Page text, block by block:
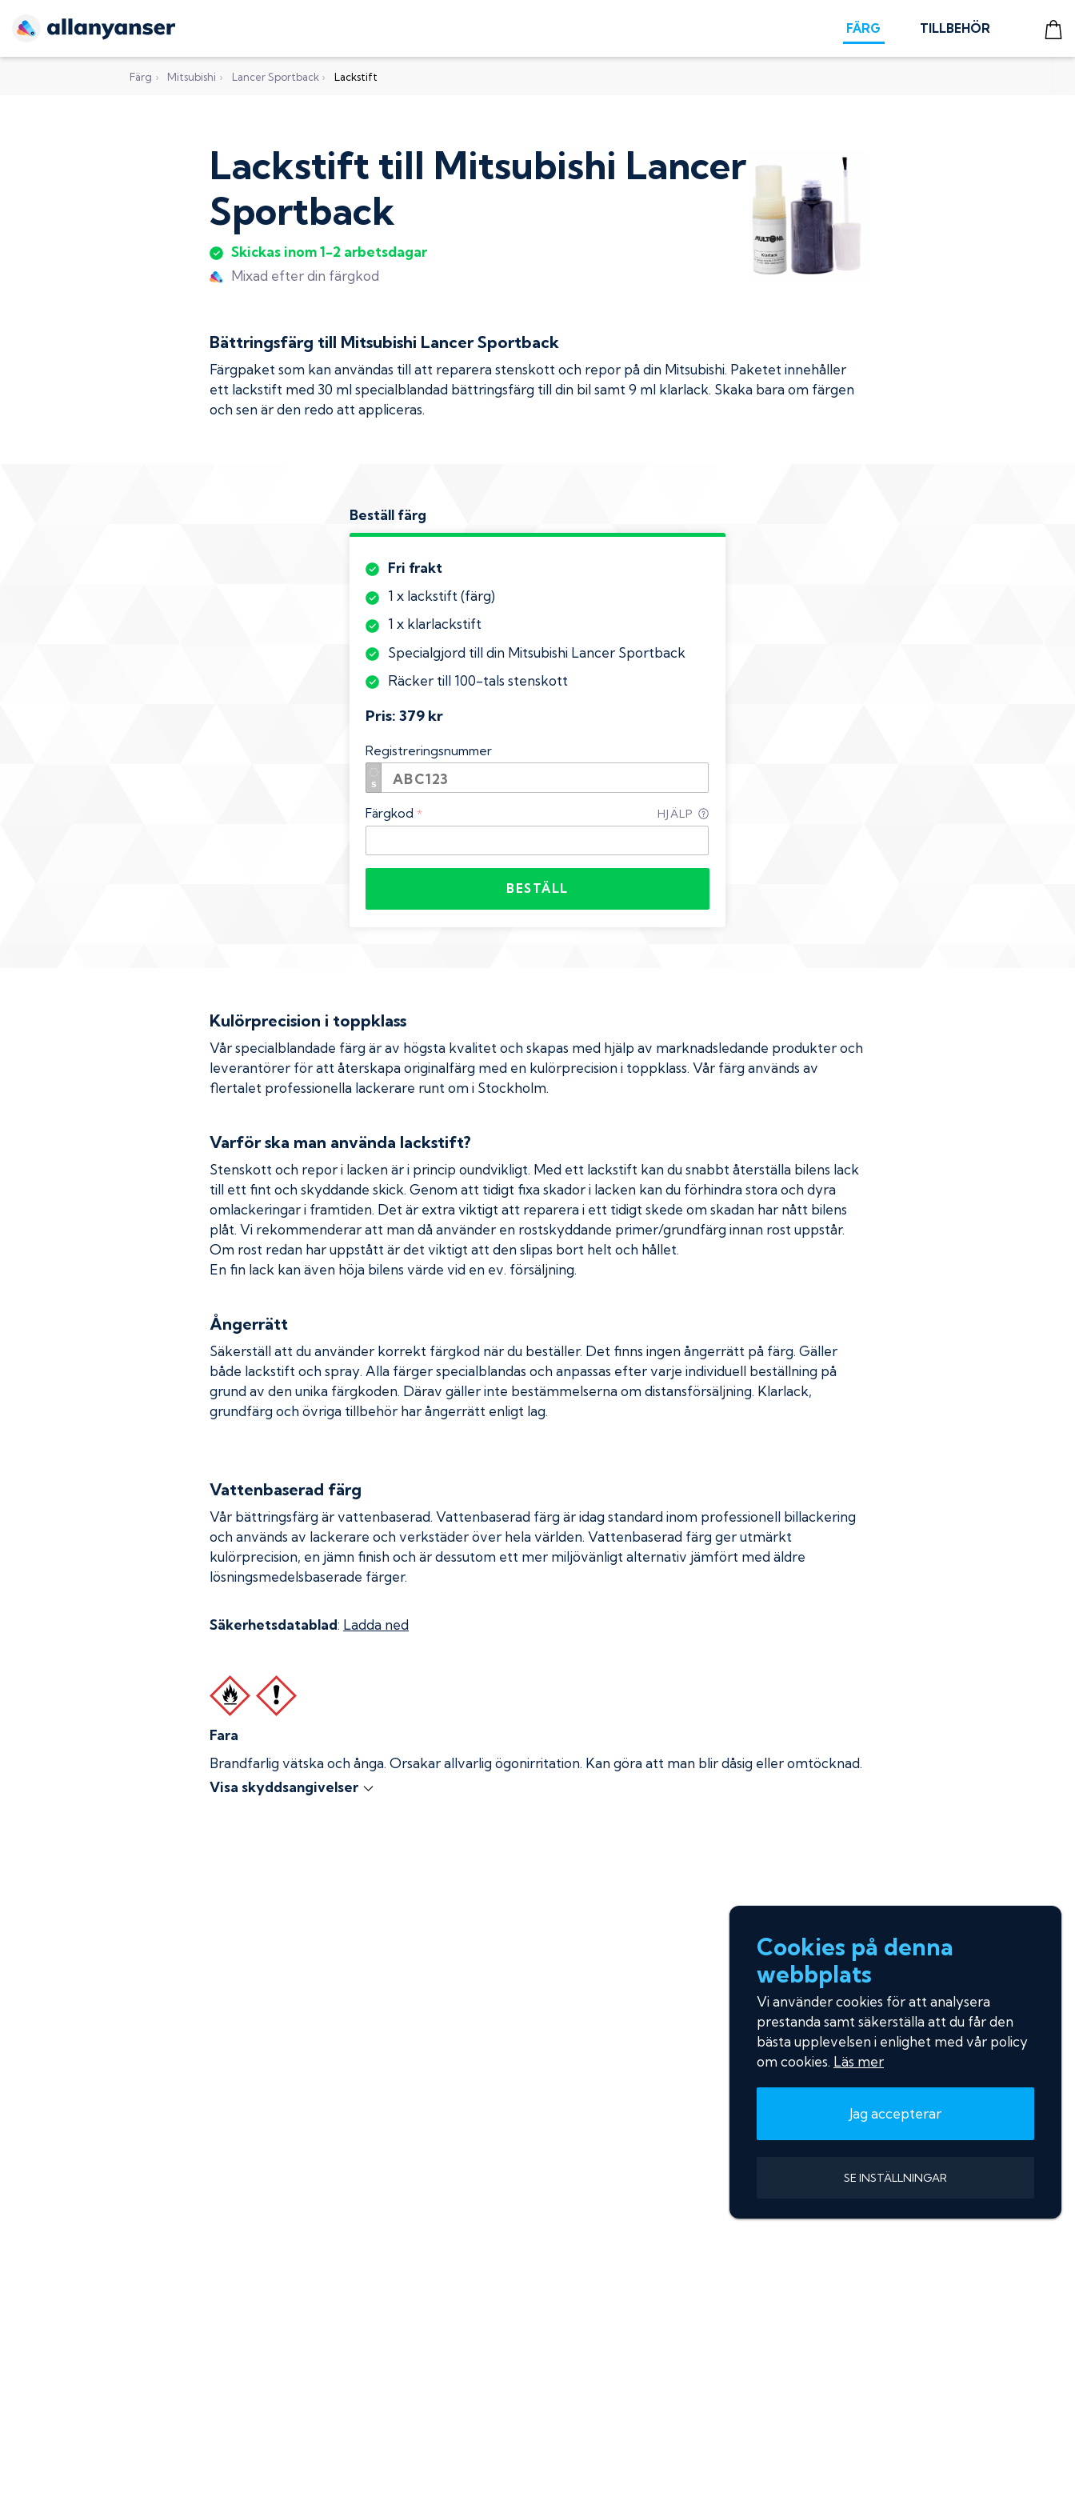
FÄRG TILLBEHÖR
Färg › Mitsubishi › Lancer Sportback › Lackstift
Lackstift till Mitsubishi Lancer
Sportback
Skickas inom 1-2 arbetsdagar
Mixad efter din färgkod
Bättringsfärg till Mitsubishi Lancer Sportback
Färgpaket som kan användas till att reparera stenskott och repor på din Mitsubishi. Paketet innehåller
ett lackstift med 30 ml specialblandad bättringsfärg till din bil samt 9 ml klarlack. Skaka bara om färgen
och sen är den redo att appliceras.
Beställ färg
Fri frakt
1 x lackstift (färg)
1 x klarlackstift
Specialgjord till din Mitsubishi Lancer Sportback
Räcker till 100-tals stenskott
Pris:379 kr
Registreringsnummer
Färgkod * HJÄLP
BESTÄLL
Kulörprecision i toppklass
Vår specialblandade färg är av högsta kvalitet och skapas med hjälp av marknadsledande produkter och
leverantörer för att återskapa originalfärg med en kulörprecision i toppklass. Vår färg används av
flertalet professionella lackerare runt om i Stockholm.
Varför ska man använda lackstift?
Stenskott och repor i lacken är i princip oundvikligt. Med ett lackstift kan du snabbt återställa bilens lack
till ett fint och skyddande skick. Genom att tidigt fixa skador i lacken kan du förhindra stora och dyra
omlackeringar i framtiden. Det är extra viktigt att reparera i ett tidigt skede om skadan har nått bilens
plåt. Vi rekommenderar att man då använder en rostskyddande primer/grundfärg innan rost uppstår.
Om rost redan har uppstått är det viktigt att den slipas bort helt och hållet.
En fin lack kan även höja bilens värde vid en ev. försäljning.
Ångerrätt
Säkerställ att du använder korrekt färgkod när du beställer. Det finns ingen ångerrätt på färg. Gäller
både lackstift och spray. Alla färger specialblandas och anpassas efter varje individuell beställning på
grund av den unika färgkoden. Därav gäller inte bestämmelserna om distansförsäljning. Klarlack,
grundfärg och övriga tillbehör har ångerrätt enligt lag.
Vattenbaserad färg
Vår bättringsfärg är vattenbaserad. Vattenbaserad färg är idag standard inom professionell billackering
och används av lackerare och verkstäder över hela världen. Vattenbaserad färg ger utmärkt
kulörprecision, en jämn finish och är dessutom ett mer miljövänligt alternativ jämfört med äldre
lösningsmedelsbaserade färger.
Säkerhetsdatablad: Ladda ned
Fara
Brandfarlig vätska och ånga. Orsakar allvarlig ögonirritation. Kan göra att man blir dåsig eller omtöcknad.
Visa skyddsangivelser
Cookies på denna
webbplats
Vi använder cookies för att analysera
prestanda samt säkerställa att du får den
bästa upplevelsen i enlighet med vår policy
om cookies. Läs mer
Jag accepterar
SE INSTÄLLNINGAR